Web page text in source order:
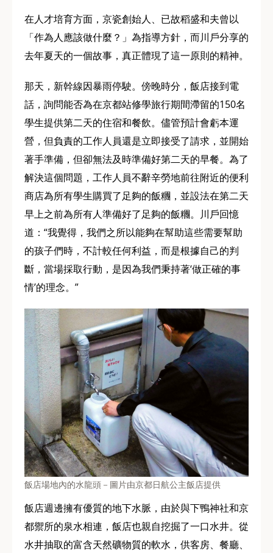
在人才培育方面，京瓷創始人、已故稻盛和夫曾以
「作為人應該做什麼？」為指導方針，而川戶分享的
去年夏天的一個故事，真正體現了這一原則的精神。
那天，新幹線因暴雨停駛。傍晚時分，飯店接到電
話，詢問能否為在京都站修學旅行期間滯留的150名
學生提供第二天的住宿和餐飲。儘管預計會虧本運
營，但負責的工作人員還是立即接受了請求，並開始
著手準備，但卻無法及時準備好第二天的早餐。為了
解決這個問題，工作人員不辭辛勞地前往附近的便利
商店為所有學生購買了足夠的飯糰，並設法在第二天
早上之前為所有人準備好了足夠的飯糰。川戶回憶
道：“我覺得，我們之所以能夠在幫助這些需要幫助
的孩子們時，不計較任何利益，而是根據自己的判
斷，當場採取行動，是因為我們秉持著‘做正確的事
情’的理念。”
飯店場地內的水龍頭－圖片由京都日航公主飯店提供
飯店週邊擁有優質的地下水脈，由於與下鴨神社和京
都禦所的泉水相連，飯店也親自挖掘了一口水井。從
水井抽取的富含天然礦物質的軟水，供客房、餐廳、